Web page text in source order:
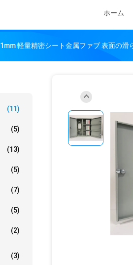
ホーム
1mm 軽量精密シート金属ファブ 表面の滑
(11)
(5)
(13)
(5)
(7)
(5)
(2)
(3)